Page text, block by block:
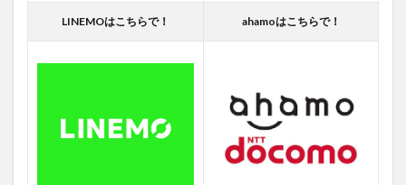
LINEMOはこちらで！ ahamoはこちらで！